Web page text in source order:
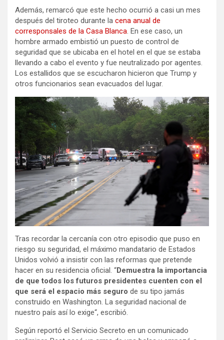
Además, remarcó que este hecho ocurrió a casi un mes
después del tiroteo durante la cena anual de
corresponsales de la Casa Blanca. En ese caso, un
hombre armado embistió un puesto de control de
seguridad que se ubicaba en el hotel en el que se estaba
llevando a cabo el evento y fue neutralizado por agentes.
Los estallidos que se escucharon hicieron que Trump y
otros funcionarios sean evacuados del lugar.
Tras recordar la cercanía con otro episodio que puso en
riesgo su seguridad, el máximo mandatario de Estados
Unidos volvió a insistir con las reformas que pretende
hacer en su residencia oficial. “Demuestra la importancia
de que todos los futuros presidentes cuenten con el
que será el espacio más seguro de su tipo jamás
construido en Washington. La seguridad nacional de
nuestro país así lo exige“, escribió.
Según reportó el Servicio Secreto en un comunicado